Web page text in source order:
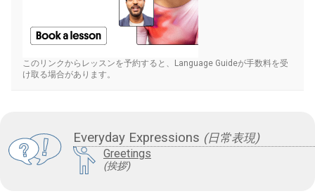
Everyday Expressions (日常表現)
Greetings
(挨拶)
このリンクからレッスンを予約すると、Language Guideが手数料を受
け取る場合があります。